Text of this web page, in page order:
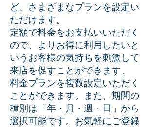
ど、さまざまなプランを設定い
ただけます。
定額で料金をお支払いいただく
ので、よりお得に利用したいと
いうお客様の気持ちを刺激して
来店を促すことができます。
料金プランを複数設定いただく
ことができます。また、期間の
種別は「年・月・週・日」から
選択可能です。お気軽にご登録